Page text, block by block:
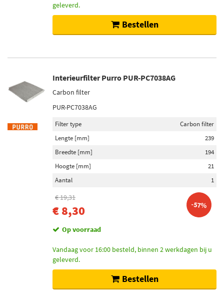
geleverd.
Bestellen
Interieurfilter Purro PUR-PC7038AG
Carbon filter
PUR-PC7038AG
Filter type
Carbon filter
Lengte [mm]
239
Breedte [mm]
194
Hoogte [mm]
21
Aantal
1
€ 19,31
€ 8,30 -57%
Op voorraad
Vandaag voor 16:00 besteld, binnen 2 werkdagen bij u
geleverd.
Bestellen